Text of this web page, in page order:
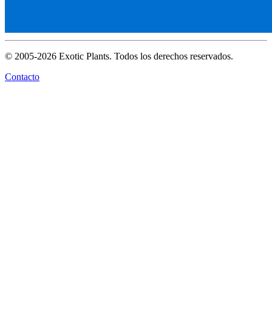
© 2005-2026 Exotic Plants. Todos los derechos reservados.
Contacto